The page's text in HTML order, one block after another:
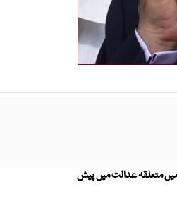
متعلقہ عدالت میں پیش